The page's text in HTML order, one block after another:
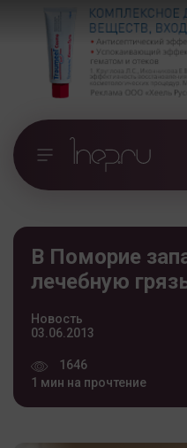
В Поморие
лечебную
Новость
03.06.2013
1646
1 мин на прочтение